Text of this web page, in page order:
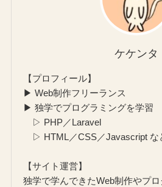
ケケンタ
【プロフィール】
▶ Web制作フリーランス
▶ 独学でプログラミングを学習
▷ PHP／Laravel
▷ HTML／CSS／Javascript な
【サイト運営】
独学で学んできたWeb制作やプ